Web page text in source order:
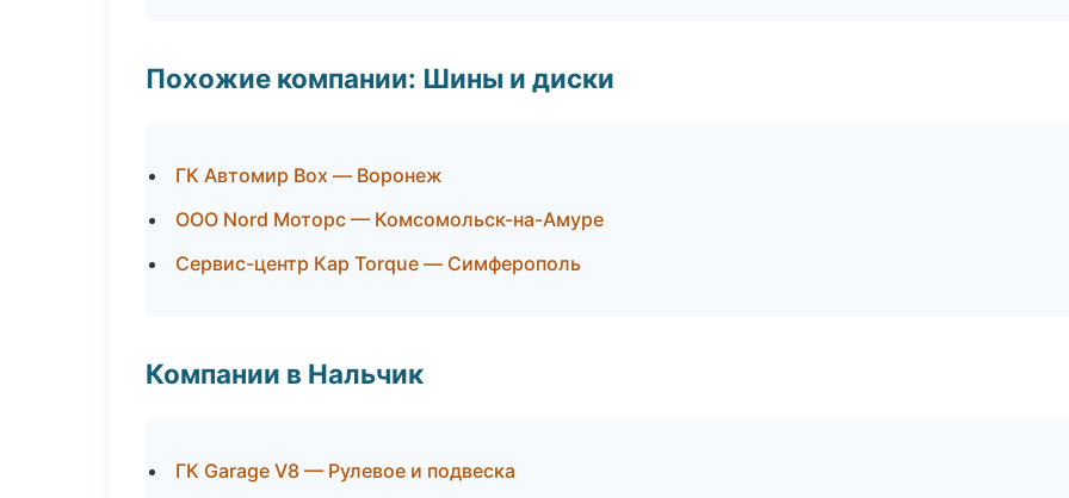
Похожие компании: Шины и диски
ГК Автомир Box — Воронеж
ООО Nord Моторс — Комсомольск-на-Амуре
Сервис-центр Кар Torque — Симферополь
Компании в Нальчик
ГК Garage V8 — Рулевое и подвеска